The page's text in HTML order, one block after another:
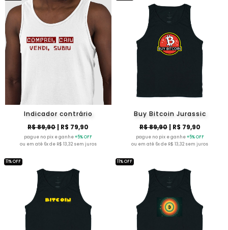
Indicador contrário
R$ 89,90| R$ 79,90
pague no pix e ganhe+5% OFF
ou em até 6x de R$ 13,32 sem juros
Buy Bitcoin Jurassic
R$ 89,90| R$ 79,90
pague no pix e ganhe+5% OFF
ou em até 6x de R$ 13,32 sem juros
11% OFF 11% OFF